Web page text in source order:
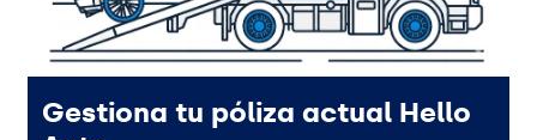
Gestiona tu póliza actual Hello